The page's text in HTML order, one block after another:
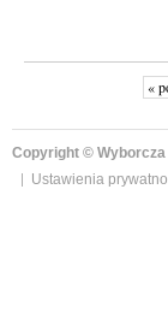
«
Copyright © Wyborcza
Ustawienia